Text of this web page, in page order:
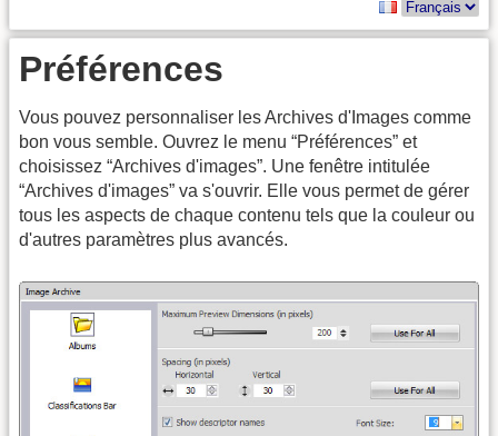
Préférences
Vous pouvez personnaliser les Archives d'Images comme
bon vous semble. Ouvrez le menu “Préférences” et
choisissez “Archives d'images”. Une fenêtre intitulée
“Archives d'images” va s'ouvrir. Elle vous permet de gérer
tous les aspects de chaque contenu tels que la couleur ou
d'autres paramètres plus avancés.